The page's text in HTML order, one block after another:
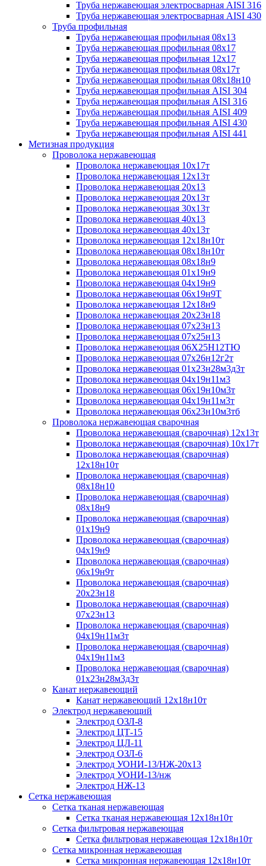
Труба нержавеющая электросварная AISI 316
Труба нержавеющая электросварная AISI 430
Труба профильная
Труба нержавеющая профильная 08х13
Труба нержавеющая профильная 08х17
Труба нержавеющая профильная 12х17
Труба нержавеющая профильная 08х17т
Труба нержавеющая профильная 08х18н10
Труба нержавеющая профильная AISI 304
Труба нержавеющая профильная AISI 316
Труба нержавеющая профильная AISI 409
Труба нержавеющая профильная AISI 430
Труба нержавеющая профильная AISI 441
Метизная продукция
Проволока нержавеющая
Проволока нержавеющая 10х17т
Проволока нержавеющая 12х13т
Проволока нержавеющая 20х13
Проволока нержавеющая 20х13т
Проволока нержавеющая 30х13т
Проволока нержавеющая 40х13
Проволока нержавеющая 40х13т
Проволока нержавеющая 12х18н10т
Проволока нержавеющая 08х18н10т
Проволока нержавеющая 08х18н9
Проволока нержавеющая 01х19н9
Проволока нержавеющая 04х19н9
Проволока нержавеющая 06х19н9Т
Проволока нержавеющая 12х18н9
Проволока нержавеющая 20х23н18
Проволока нержавеющая 07х23н13
Проволока нержавеющая 07х25н13
Проволока нержавеющая 06Х25Н12ТЮ
Проволока нержавеющая 07х26н12г2т
Проволока нержавеющая 01х23н28м3д3т
Проволока нержавеющая 04х19н11м3
Проволока нержавеющая 06х19н10м3т
Проволока нержавеющая 04х19н11м3т
Проволока нержавеющая 06х23н10м3тб
Проволока нержавеющая сварочная
Проволока нержавеющая (сварочная) 12х13т
Проволока нержавеющая (сварочная) 10х17т
Проволока нержавеющая (сварочная)
12х18н10т
Проволока нержавеющая (сварочная)
08х18н10
Проволока нержавеющая (сварочная)
08х18н9
Проволока нержавеющая (сварочная)
01х19н9
Проволока нержавеющая (сварочная)
04х19н9
Проволока нержавеющая (сварочная)
06х19н9т
Проволока нержавеющая (сварочная)
20х23н18
Проволока нержавеющая (сварочная)
07х23н13
Проволока нержавеющая (сварочная)
04х19н11м3т
Проволока нержавеющая (сварочная)
04х19н11м3
Проволока нержавеющая (сварочная)
01х23н28м3д3т
Канат нержавеющий
Канат нержавеющий 12х18н10т
Электрод нержавеющий
Электрод ОЗЛ-8
Электрод ЦТ-15
Электрод ЦЛ-11
Электрод ОЗЛ-6
Электрод УОНИ-13/НЖ-20х13
Электрод УОНИ-13/нж
Электрод НЖ-13
Сетка нержавеющая
Сетка тканая нержавеющая
Сетка тканая нержавеющая 12х18н10т
Сетка фильтровая нержавеющая
Сетка фильтровая нержавеющая 12х18н10т
Сетка микронная нержавеющая
Сетка микронная нержавеющая 12х18н10т